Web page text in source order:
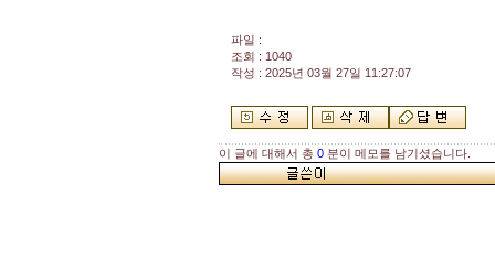
파일 :
조회 : 1040
작성 : 2025년 03월 27일 11:27:07
이 글에 대해서 총 0 분이 메모를 남기셨습니다.